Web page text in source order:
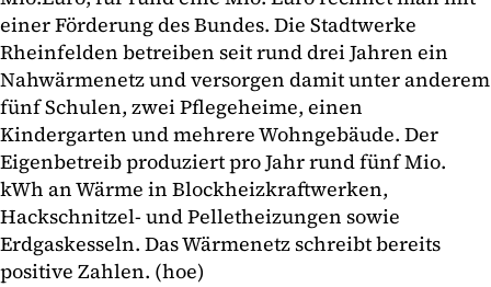
einer Förderung des Bundes. Die Stadtwerke
Rheinfelden betreiben seit rund drei Jahren ein
Nahwärmenetz und versorgen damit unter anderem
fünf Schulen, zwei Pflegeheime, einen
Kindergarten und mehrere Wohngebäude. Der
Eigenbetreib produziert pro Jahr rund fünf Mio.
kWh an Wärme in Blockheizkraftwerken,
Hackschnitzel- und Pelletheizungen sowie
Erdgaskesseln. Das Wärmenetz schreibt bereits
positive Zahlen. (hoe)